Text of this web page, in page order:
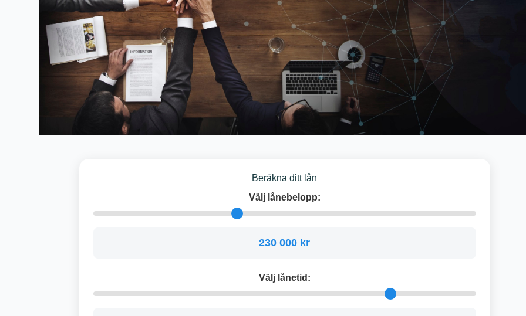
Beräkna ditt lån
Välj lånebelopp:
230 000 kr
Välj lånetid: